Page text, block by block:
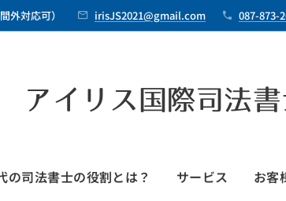
外対応可） irisJS2021@gmail.com 087-873-
イリス国際司法
の司法書士の役割とは？ サービス お客